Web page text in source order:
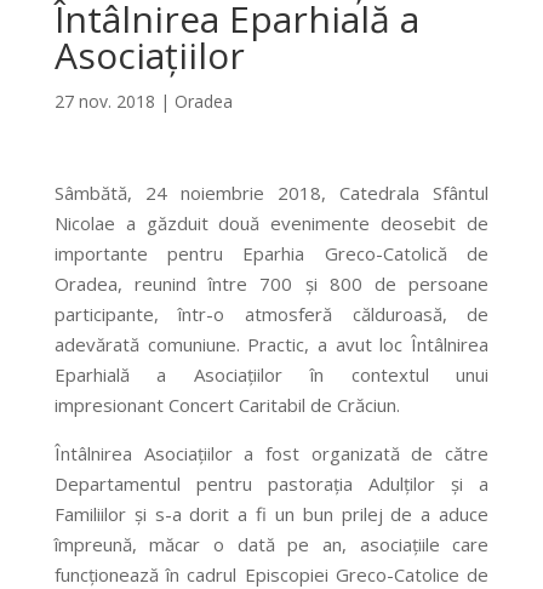
Întâlnirea Eparhială a
Asociațiilor
27 nov. 2018 | Oradea
Sâmbătă, 24 noiembrie 2018, Catedrala Sfântul
Nicolae a găzduit două evenimente deosebit de
importante pentru Eparhia Greco-Catolică de
Oradea, reunind între 700 și 800 de persoane
participante, într-o atmosferă călduroasă, de
adevărată comuniune. Practic, a avut loc Întâlnirea
Eparhială a Asociațiilor în contextul unui
impresionant Concert Caritabil de Crăciun.
Întâlnirea Asociațiilor a fost organizată de către
Departamentul pentru pastorația Adulților și a
Familiilor și s-a dorit a fi un bun prilej de a aduce
împreună, măcar o dată pe an, asociațiile care
funcționează în cadrul Episcopiei Greco-Catolice de